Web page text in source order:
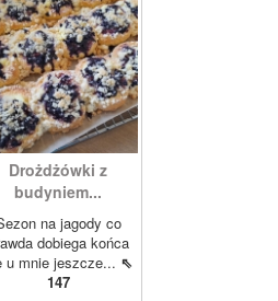
Drożdżówki z
budyniem...
na jagody co
dobiega końca
u mnie jeszcze... ⇖
147